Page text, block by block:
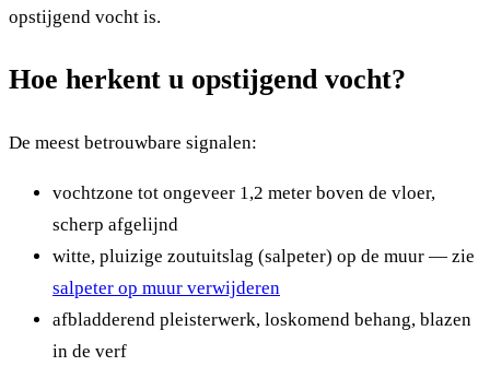
opstijgend vocht is.
Hoe herkent u opstijgend vocht?
De meest betrouwbare signalen:
vochtzone tot ongeveer 1,2 meter boven de vloer,
scherp afgelijnd
witte, pluizige zoutuitslag (salpeter) op de muur — zie
salpeter op muur verwijderen
afbladderend pleisterwerk, loskomend behang, blazen
in de verf